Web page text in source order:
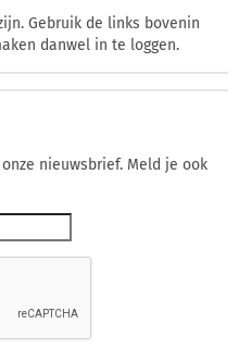
Gebruik de links bovenin
danwel in te loggen.
nieuwsbrief. Meld je ook